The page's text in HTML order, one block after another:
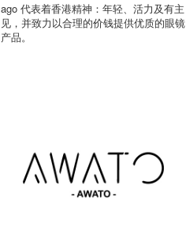
ago 代表着香港精神：年轻、活力及有主
见，并致力以合理的价钱提供优质的眼镜
产品。